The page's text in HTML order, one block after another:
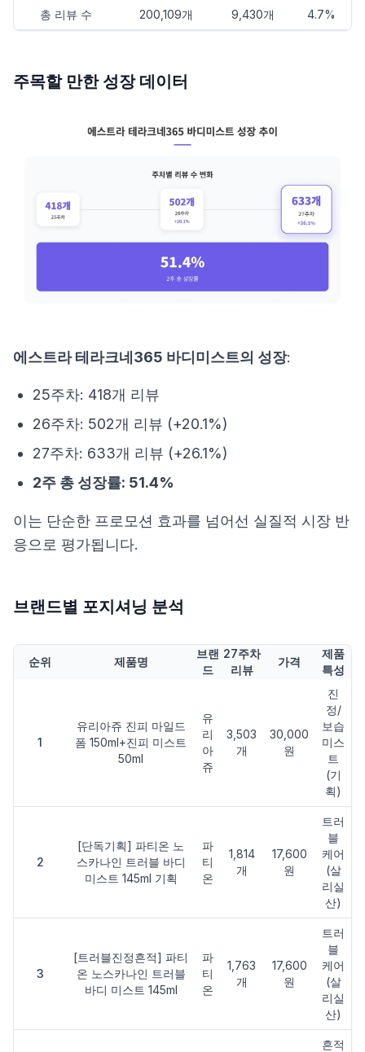
총 리뷰 수 200,109개 9,430개 4.7%
주목할 만한 성장 데이터
에스트라 테라크네365 바디미스트의 성장:
25주차: 418개 리뷰
26주차: 502개 리뷰 (+20.1%)
27주차: 633개 리뷰 (+26.1%)
2주 총 성장률: 51.4%
이는 단순한 프로모션 효과를 넘어선 실질적 시장 반
응으로 평가됩니다.
브랜드별 포지셔닝 분석
순위 제품명
브랜
드
27주차
리뷰
가격
제품
특성
1
유리아쥬 진피 마일드
폼 150ml+진피 미스트
50ml
유
리
아
쥬
3,503
개
30,000
원
진
정/
보습
미스
트
(기
획)
2
[단독기획] 파티온 노
스카나인 트러블 바디
미스트 145ml 기획
파
티
온
1,814
개
17,600
원
트러
블
케어
(살
리실
산)
3
[트러블진정흔적] 파티
온 노스카나인 트러블
바디 미스트 145ml
파
티
온
1,763
개
17,600
원
트러
블
케어
(살
리실
산)
흔적